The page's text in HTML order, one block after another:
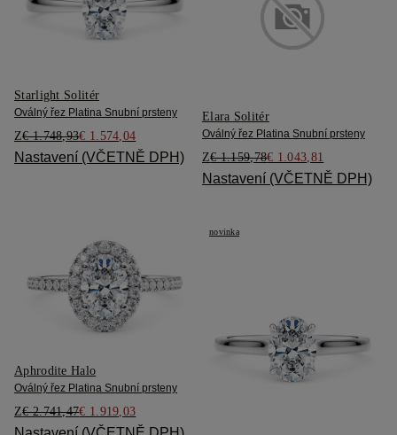
Starlight Solitér
Oválný řez Platina Snubní prsteny
Z€ 1.748,93€ 1.574,04
Nastavení (VČETNĚ DPH)
Elara Solitér
Oválný řez Platina Snubní prsteny
Z€ 1.159,78€ 1.043,81
Nastavení (VČETNĚ DPH)
Aphrodite Halo
Oválný řez Platina Snubní prsteny
Z€ 2.741,47€ 1.919,03
novinka